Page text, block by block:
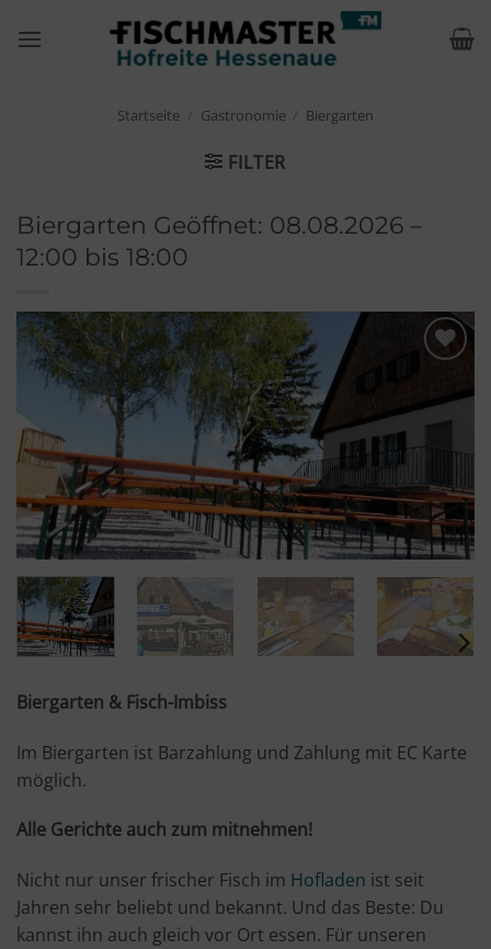
Inhalt
Startseite Gastronomie Biergarten
FILTER
Biergarten Geöffnet: 08.08.2026 –
12:00 bis 18:00
Biergarten & Fisch-Imbiss
Im Biergarten ist Barzahlung und Zahlung mit EC Karte
möglich.
Alle Gerichte auch zum mitnehmen!
Nicht nur unser frischer Fisch im Hofladen ist seit
Jahren sehr beliebt und bekannt. Und das Beste: Du
kannst ihn auch gleich vor Ort essen. Für unseren